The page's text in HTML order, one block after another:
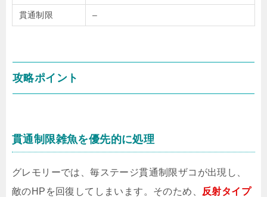
貫通制限 –
攻略ポイント
貫通制限雑魚を優先的に処理
グレモリーでは、毎ステージ貫通制限ザコが出現し、
敵のHPを回復してしまいます。そのため、
反射タイプ